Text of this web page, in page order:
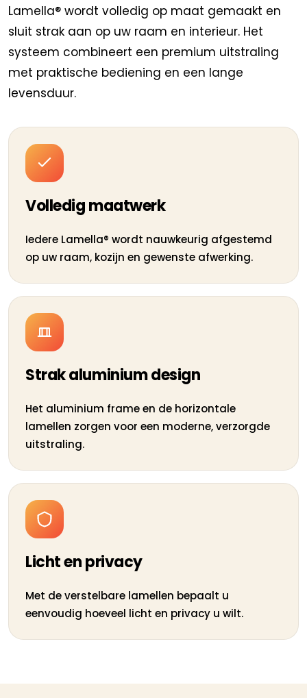
Lamella® wordt volledig op maat gemaakt en
sluit strak aan op uw raam en interieur. Het
systeem combineert een premium uitstraling
met praktische bediening en een lange
levensduur.
Volledig maatwerk
Iedere Lamella® wordt nauwkeurig afgestemd
op uw raam, kozijn en gewenste afwerking.
Strak aluminium design
Het aluminium frame en de horizontale
lamellen zorgen voor een moderne, verzorgde
uitstraling.
Licht en privacy
Met de verstelbare lamellen bepaalt u
eenvoudig hoeveel licht en privacy u wilt.